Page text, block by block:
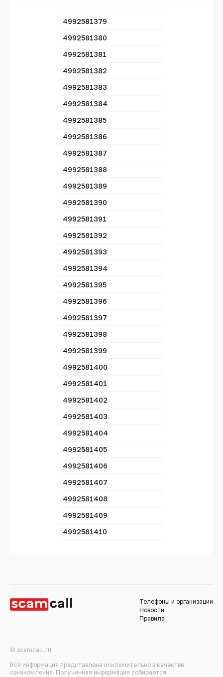
4992581379
4992581380
4992581381
4992581382
4992581383
4992581384
4992581385
4992581386
4992581387
4992581388
4992581389
4992581390
4992581391
4992581392
4992581393
4992581394
4992581395
4992581396
4992581397
4992581398
4992581399
4992581400
4992581401
4992581402
4992581403
4992581404
4992581405
4992581406
4992581407
4992581408
4992581409
4992581410
Телефоны и организации
Новости
Правила
© scamcall.ru
Вся информация представлена исключительно в качестве
ознакомления. Полученная информация собирается